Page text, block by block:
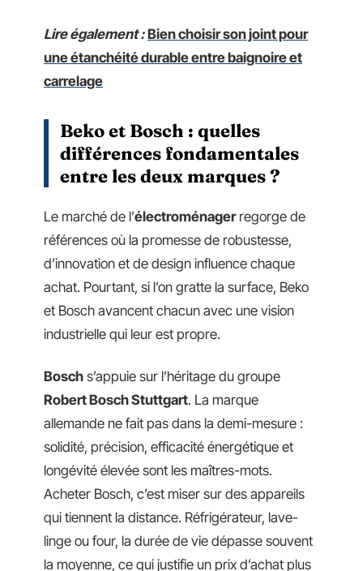
Lire également : Bien choisir son joint pour
une étanchéité durable entre baignoire et
carrelage
Beko et Bosch : quelles
différences fondamentales
entre les deux marques ?
Le marché de l’électroménagerregorge de
références où la promesse de robustesse,
d’innovation et de design influence chaque
achat. Pourtant, si l’on gratte la surface, Beko
et Bosch avancent chacun avec une vision
industrielle qui leur est propre.
Bosch s’appuie sur l’héritage du groupe
Robert Bosch Stuttgart. La marque
allemande ne fait pas dans la demi-mesure :
solidité, précision, efficacité énergétique et
longévité élevée sont les maîtres-mots.
Acheter Bosch, c’est miser sur des appareils
qui tiennent la distance. Réfrigérateur, lave-
linge ou four, la durée de vie dépasse souvent
la moyenne, ce qui justifie un prix d’achat plus